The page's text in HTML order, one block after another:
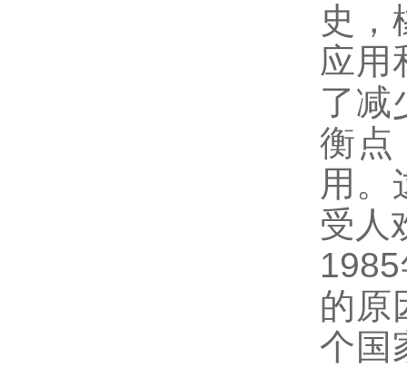
史，
应用
了减
衡点
用。
受人
的原
个国